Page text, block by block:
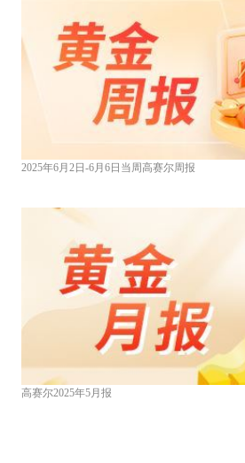
2025年6月2日-6月6日当周高赛尔周报
高赛尔2025年5月报